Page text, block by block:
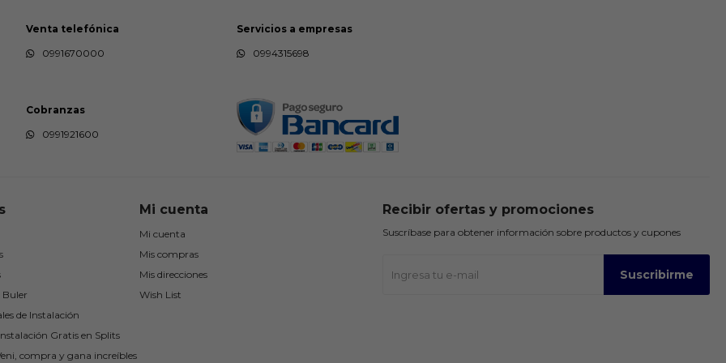
Venta telefónica
0991670000
Servicios a empresas
0994315698
Cobranzas
0991921600
de Instalación
Gratis en Splits
compra y gana increíbles
Mi cuenta
Mi cuenta
Mis compras
Mis direcciones
Wish List
Recibir ofertas y promociones
Suscríbase para obtener información sobre productos y cupones
Suscribirme